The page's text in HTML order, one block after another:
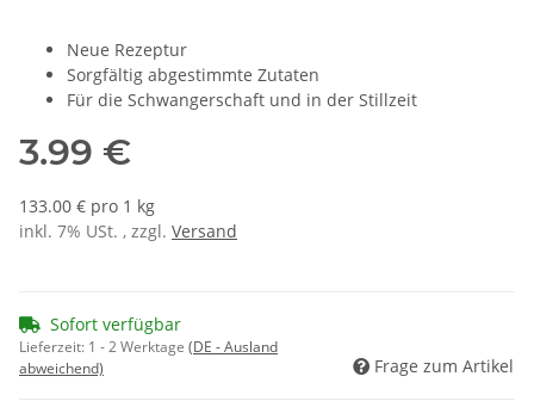
Neue Rezeptur
Sorgfältig abgestimmte Zutaten
Für die Schwangerschaft und in der Stillzeit
3.99 €
133.00 € pro 1 kg
inkl. 7% USt. , zzgl. Versand
Sofort verfügbar
Lieferzeit: 1 - 2 Werktage (DE - Ausland
abweichend)
Frage zum Artikel